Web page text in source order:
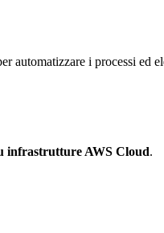
automatizzare i processi ed
infrastrutture AWS Cloud.